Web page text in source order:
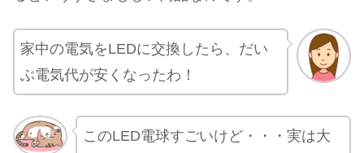
家中の電気をLEDに交換したら、だい
ぶ電気代が安くなったわ！
このLED電球すごいけど・・・実は大